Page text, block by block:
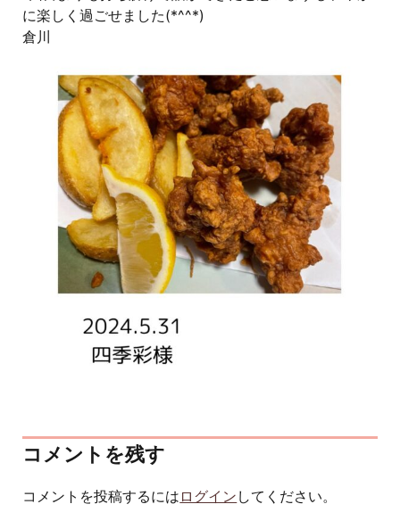
に楽しく過ごせました(*^^*)
倉川
コメントを残す
コメントを投稿するには ログイン してください。